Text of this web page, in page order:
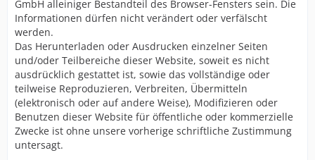
GmbH alleiniger Bestandteil des Browser-Fensters sein. Die
Informationen dürfen nicht verändert oder verfälscht
werden.
Das Herunterladen oder Ausdrucken einzelner Seiten
und/oder Teilbereiche dieser Website, soweit es nicht
ausdrücklich gestattet ist, sowie das vollständige oder
teilweise Reproduzieren, Verbreiten, Übermitteln
(elektronisch oder auf andere Weise), Modifizieren oder
Benutzen dieser Website für öffentliche oder kommerzielle
Zwecke ist ohne unsere vorherige schriftliche Zustimmung
untersagt.